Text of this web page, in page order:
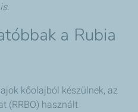
is.
a Rubia
kőolajból készülnek, az
(RRBO) használt